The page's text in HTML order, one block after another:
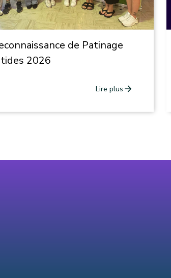
de Patinage
2026
Lire plus arrow_forward